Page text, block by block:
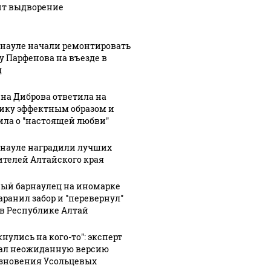
Межпоселковые
автобусы
ходить в
Чемальском
Республики
Алтай
выдворение
начали ремонтировать
Парфенова на въезде в
Диброва ответила на
эффектным образом и
о "настоящей любви"
наградили лучших
Алтайского края
барнаулец на иномарке
забор и "перевернул"
Республике Алтай
на кого-то": эксперт
неожиданную версию
Усольцевых